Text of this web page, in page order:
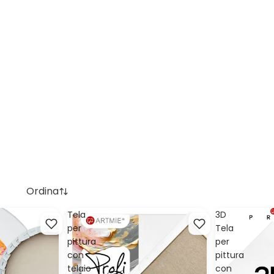
Ordina
Tela
per
pittura
con
telaio
3D
Tela
per
pittura
con